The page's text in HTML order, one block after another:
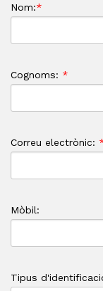
Nom:*
Cognoms: *
Correu electrònic:
Mòbil:
Tipus